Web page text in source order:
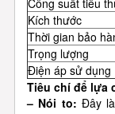
Công suất tiêu
Kích thước
Thời gian bảo
Trọng lượng
Điện áp sử dụng
Tiêu chí để lựa
– Nói to: Đây